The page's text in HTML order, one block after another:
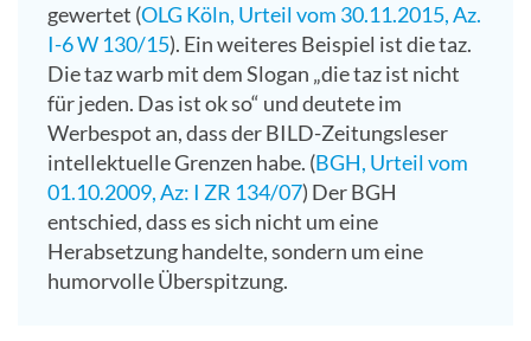
gewertet (OLG Köln, Urteil vom 30.11.2015, Az.
I-6 W 130/15). Ein weiteres Beispiel ist die taz.
Die taz warb mit dem Slogan „die taz ist nicht
für jeden. Das ist ok so“ und deutete im
Werbespot an, dass der BILD-Zeitungsleser
intellektuelle Grenzen habe. (BGH, Urteil vom
01.10.2009, Az: I ZR 134/07) Der BGH
entschied, dass es sich nicht um eine
Herabsetzung handelte, sondern um eine
humorvolle Überspitzung.